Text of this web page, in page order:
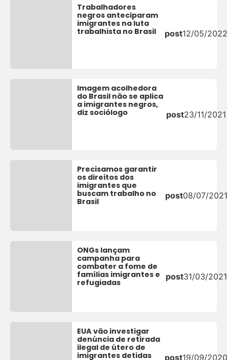
Trabalhadores
negros anteciparam
imigrantes na luta
trabalhista no Brasil
post12/05/
Imagem acolhedora
do Brasil não se aplica
a imigrantes negros,
diz sociólogo
post23/11/2021
Precisamos garantir
os direitos dos
imigrantes que
buscam trabalho no
Brasil
post08/07/2021
ONGs lançam
campanha para
combater a fome de
famílias imigrantes e
refugiadas
post31/03/2021
EUA vão investigar
denúncia de retirada
ilegal de útero de
imigrantes detidas
post19/09/